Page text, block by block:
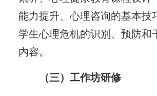
能力提升、心理咨询的基本技
学生心理危机的识别、预防和
内容。
（三）工作坊研修